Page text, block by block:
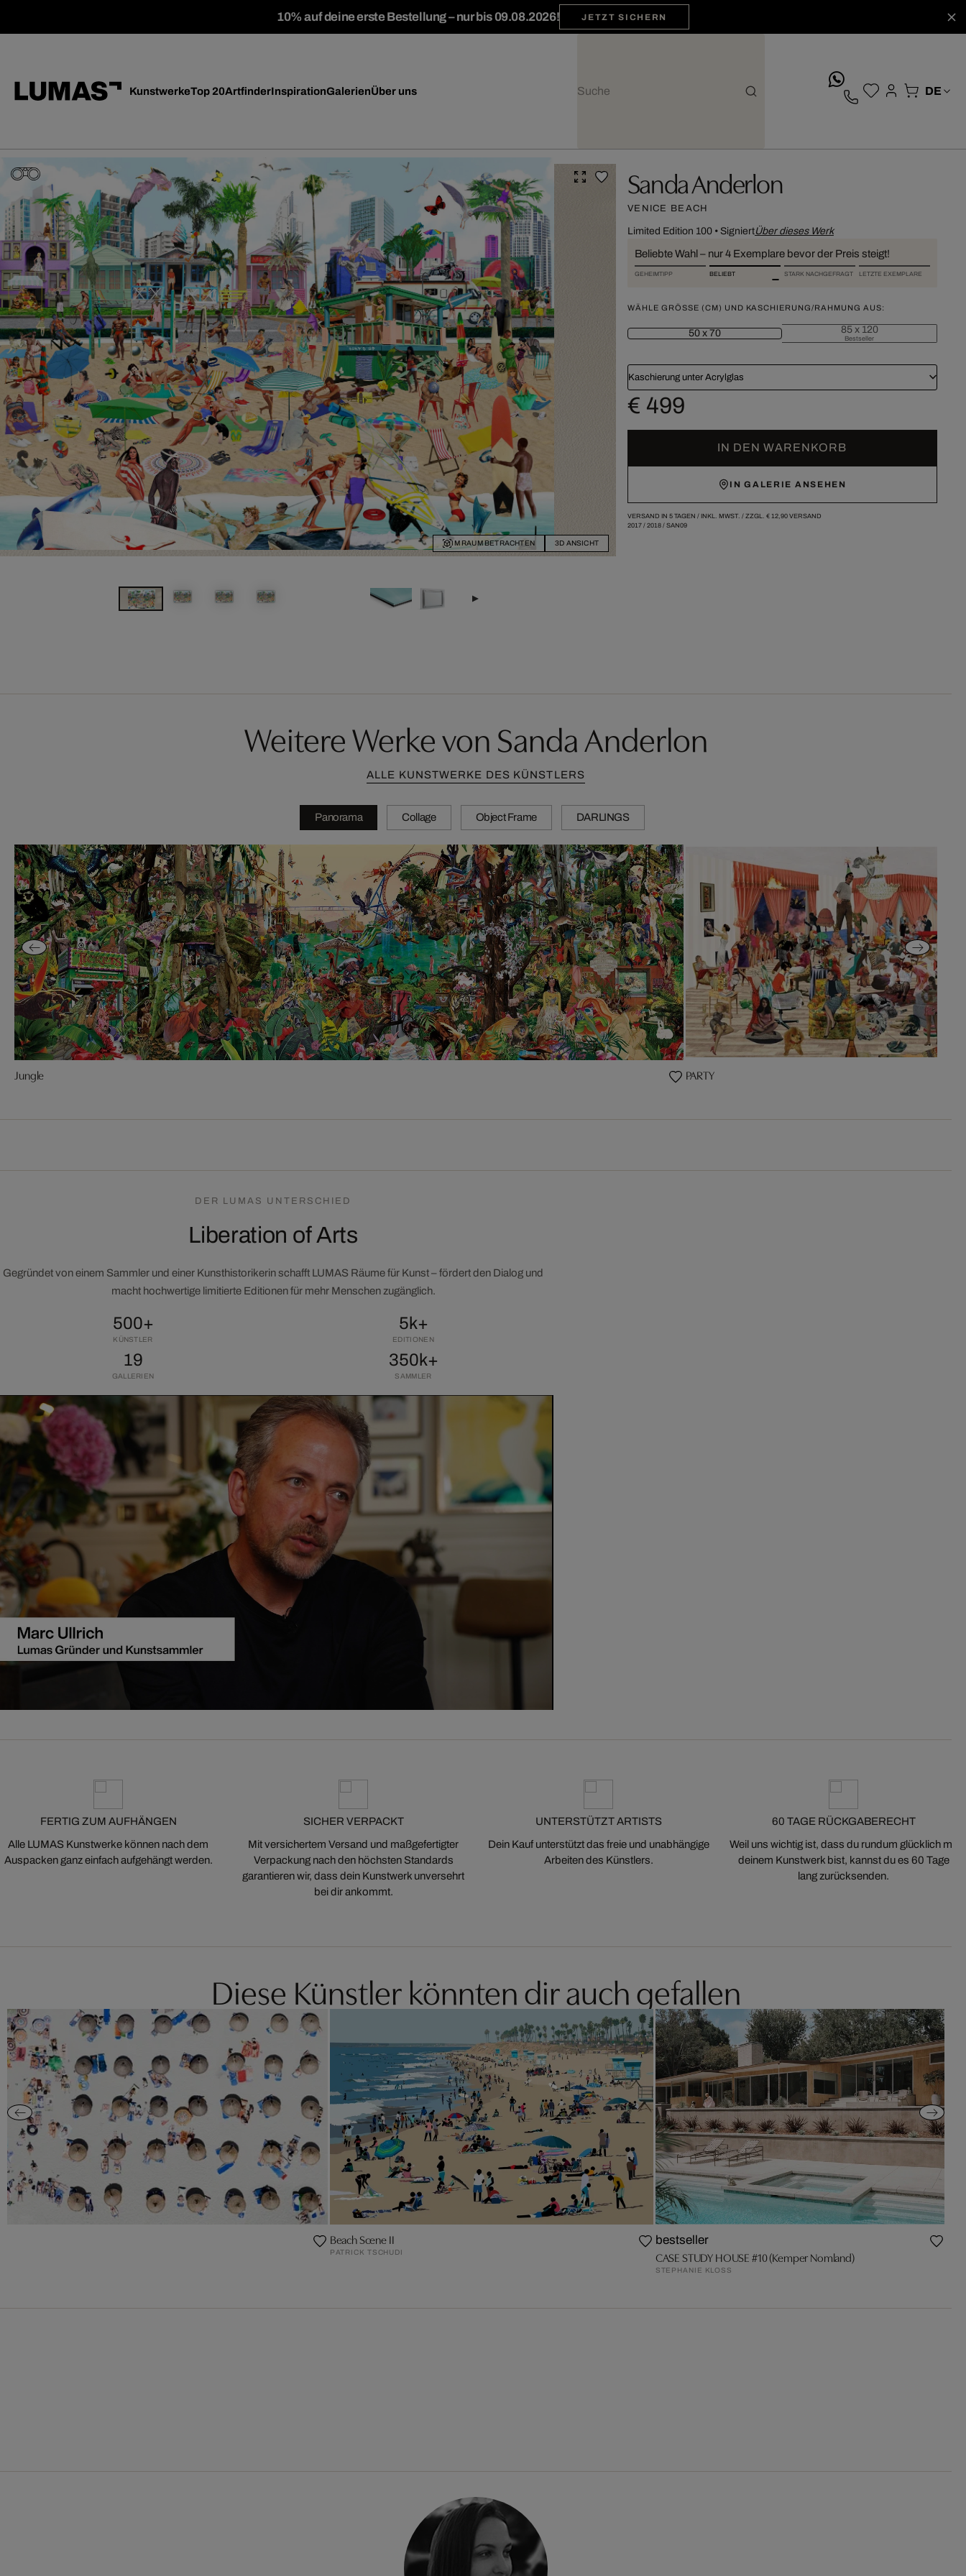
10% auf deine erste Bestellung – nur bis 09.08.2026! JETZT SICHERN
KunstwerkeTop 20ArtfinderInspirationGalerienÜber uns
IM RAUM BETRACHTEN 3D ANSICHT
Sanda Anderlon
VENICE BEACH
Limited Edition 100• SigniertÜber dieses Werk
Beliebte Wahl – nur 4 Exemplare bevor der Preis steigt!
GEHEIMTIPP BELIEBT STARK NACHGEFRAGT LETZTE EXEMPLARE
WÄHLE GRÖSSE (CM) UND KASCHIERUNG/RAHMUNG AUS:
50 x 70 85 x 120
Bestseller
Kaschierung unter Acrylglas
€ 499
IN DEN WARENKORB
IN GALERIE ANSEHEN
VERSAND IN 5 TAGEN / INKL. MWST. / ZZGL. € 12,90VERSAND
2017/ 2018/ SAN09
Weitere Werke von Sanda Anderlon
ALLE KUNSTWERKE DES KÜNSTLERS
Panorama Collage Object Frame DARLINGS
Jungle PARTY
DER LUMAS UNTERSCHIED
Liberation of Arts
Gegründet von einem Sammler und einer Kunsthistorikerin schafft LUMAS Räume für Kunst – fördert den Dialog und
macht hochwertige limitierte Editionen für mehr Menschen zugänglich.
500+
KÜNSTLER
5k+
EDITIONEN
19
GALLERIEN
350k+
SAMMLER
FERTIG ZUM AUFHÄNGEN
Alle LUMAS Kunstwerke können nach dem
Auspacken ganz einfach aufgehängt werden.
SICHER VERPACKT
Mit versichertem Versand und maßgefertigter
Verpackung nach den höchsten Standards
garantieren wir, dass dein Kunstwerk unversehrt
bei dir ankommt.
UNTERSTÜTZT ARTISTS
Dein Kauf unterstützt das freie und unabhängige
Arbeiten des Künstlers.
60 TAGE RÜCKGABERECHT
Weil uns wichtig ist, dass du rundum glücklich mit
deinem Kunstwerk bist, kannst du es 60 Tage
lang zurücksenden.
Diese Künstler könnten dir auch gefallen
Beach Scene II
PATRICK TSCHUDI
bestseller
CASE STUDY HOUSE #10 (Kemper Nomland)
STEPHANIE KLOSS